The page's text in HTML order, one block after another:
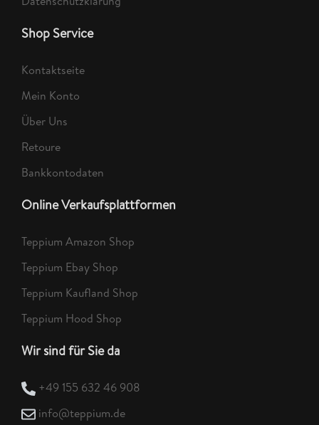
Shop Service
Kontaktseite
Mein Konto
Über Uns
Retoure
Bankkontodaten
Online Verkaufsplattformen
Teppium Amazon Shop
Teppium Ebay Shop
Teppium Kaufland Shop
Teppium Hood Shop
Wir sind für Sie da
+49 155 632 46 908
info@teppium.de